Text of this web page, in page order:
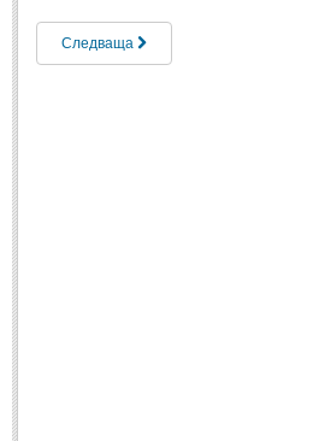
Следваща